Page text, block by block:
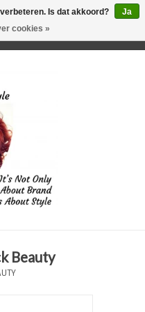
Beauty
Is dat akkoord?
Ja
cookies »